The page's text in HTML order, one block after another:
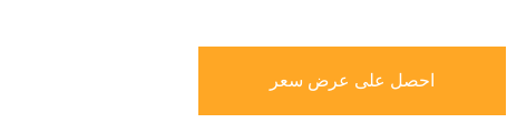
احصل على عرض سعر